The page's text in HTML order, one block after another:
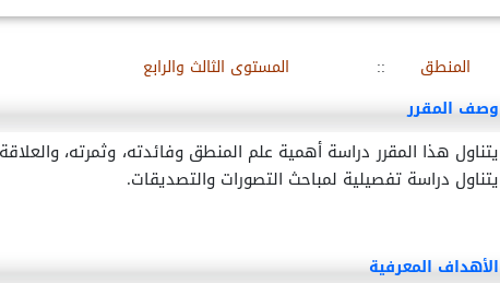
المنطق ::
المستوى الثالث والرابع
وصف المقرر
يتناول هذا المقرر دراسة أهمية علم المنطق وفائدته، وثمرته،
يتناول دراسة تفصيلية لمباحث التصورات والتصديقات.
الأهداف المعرفية